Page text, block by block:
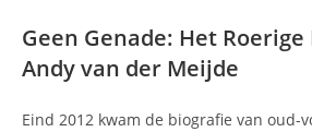
Geen Genade: Het
Andy van der Meijde
Eind 2012 kwam de biografie van oud-